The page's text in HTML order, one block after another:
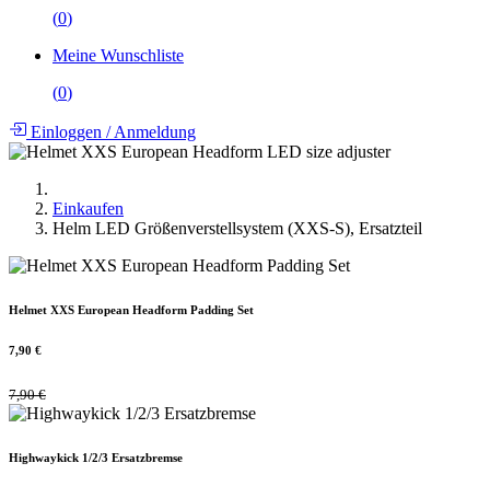
(0)
Meine Wunschliste
(0)
Einloggen /Anmeldung
Einkaufen
Helm LED Größenverstellsystem (XXS-S), Ersatzteil
Helmet XXS European Headform Padding Set
7,90 €
7,90€
Highwaykick 1/2/3 Ersatzbremse